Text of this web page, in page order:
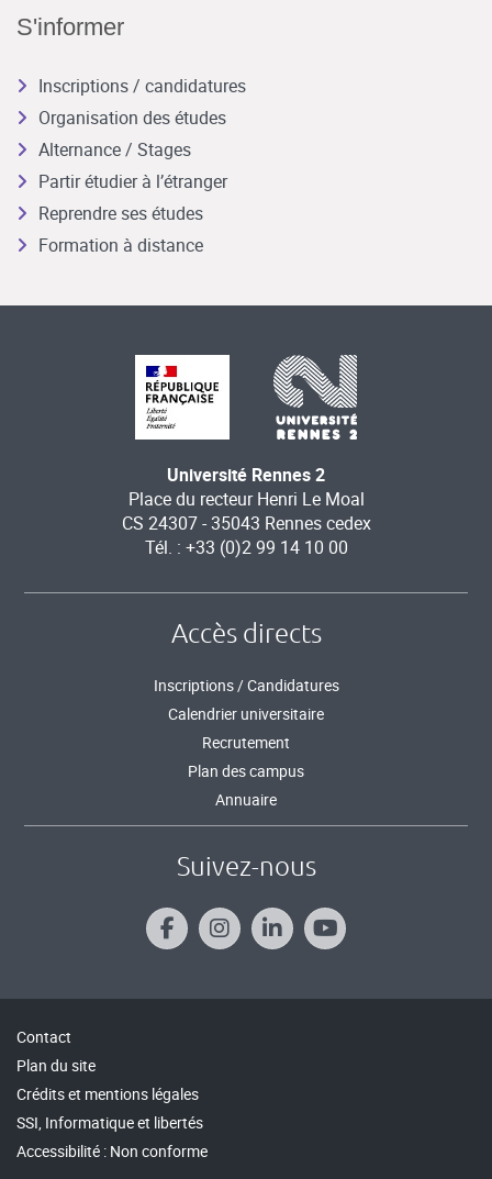
S'informer
Inscriptions / candidatures
Organisation des études
Alternance / Stages
Partir étudier à l’étranger
Reprendre ses études
Formation à distance
Université Rennes 2
Place du recteur Henri Le Moal
CS 24307 - 35043 Rennes cedex
Tél. : +33 (0)2 99 14 10 00
Accès directs
Inscriptions / Candidatures
Calendrier universitaire
Recrutement
Plan des campus
Annuaire
Suivez-nous
Contact
Plan du site
Crédits et mentions légales
SSI, Informatique et libertés
Accessibilité : Non conforme